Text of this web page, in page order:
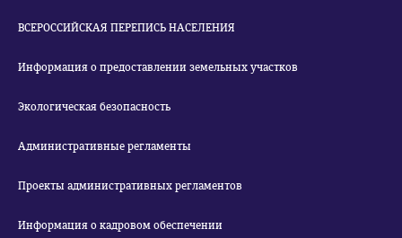
ВСЕРОССИЙСКАЯ ПЕРЕПИСЬ НАСЕЛЕНИЯ
Информация о предоставлении земельных участков
Экологическая безопасность
Административные регламенты
Проекты административных регламентов
Информация о кадровом обеспечении